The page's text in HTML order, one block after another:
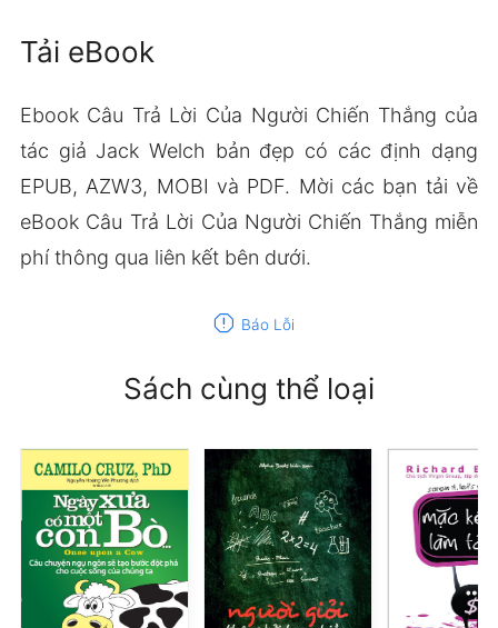
Tải eBook
Ebook Câu Trả Lời Của Người Chiến Thắng của
tác giả Jack Welch bản đẹp có các định dạng
EPUB, AZW3, MOBI và PDF. Mời các bạn tải về
eBook Câu Trả Lời Của Người Chiến Thắng miễn
phí thông qua liên kết bên dưới.
report Báo Lỗi
Sách cùng thể loại